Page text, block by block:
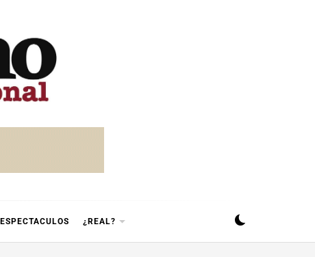
ESPECTACULOS ¿REAL?